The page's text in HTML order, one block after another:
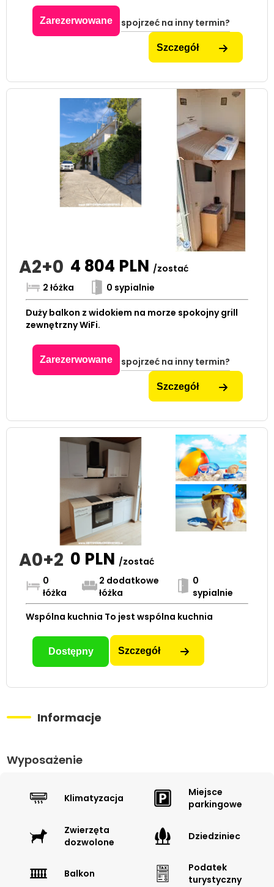
Zarezerwowane spojrzeć na inny termin?
Szczegół
A2+0 4 804 PLN /zostać
2 łóżka
0 sypialnie
Duży balkon z widokiem na morze spokojny grill
zewnętrzny WiFi.
Zarezerwowane spojrzeć na inny termin?
Szczegół
A0+2 0 PLN /zostać
0
łóżka
2 dodatkowe
łóżka
0
sypialnie
Wspólna kuchnia To jest wspólna kuchnia
Dostępny Szczegół
Informacje
Wyposażenie
Klimatyzacja
Miejsce
parkingowe
Zwierzęta
dozwolone
Dziedziniec
Balkon
Podatek
turystyczny